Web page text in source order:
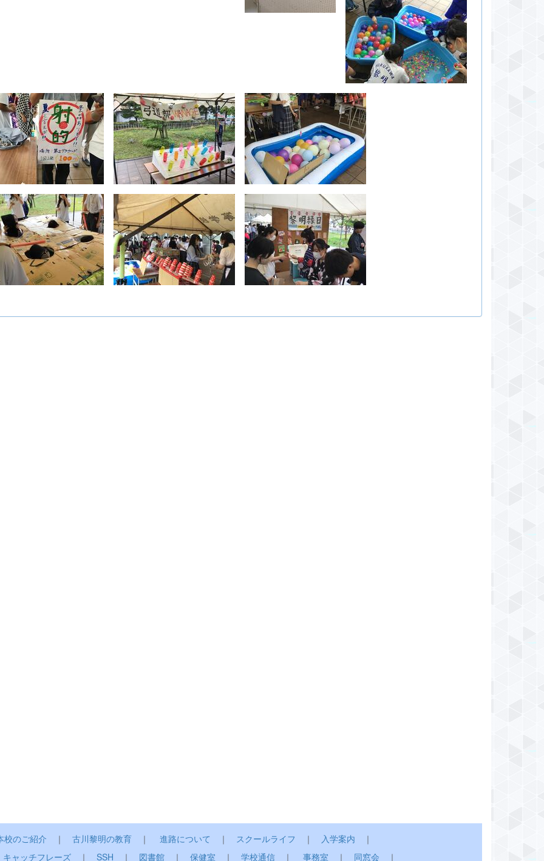
校のご紹介 ｜ 古川黎明の教育 ｜ 進路について ｜ スクールライフ ｜ 入学案内 ｜
キャッチフレーズ ｜ SSH ｜ 図書館 ｜ 保健室 ｜ 学校通信 ｜ 事務室 ｜ 同窓会 ｜